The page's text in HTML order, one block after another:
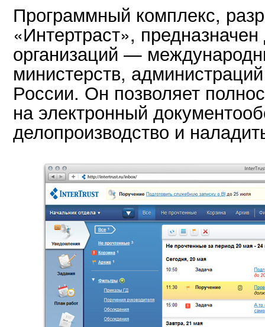
Программный комплекс,
«Интертраст»,
организаций —
министерств,
России. Он позволяет
на электронный
делопроизводство и